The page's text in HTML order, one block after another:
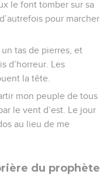
le font tomber sur sa
pour marcher
tas de pierres, et
d’horreur. Les
la tête.
mon peuple de tous
le vent d’est. Le jour
au lieu de me
du prophète